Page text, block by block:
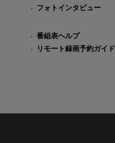
フォトインタビュー
番組表ヘルプ
リモート録画予約ガイド